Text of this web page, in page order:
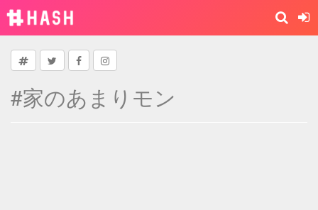
#家のあまりモン